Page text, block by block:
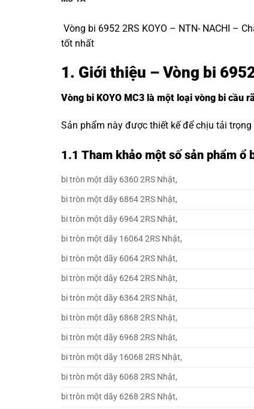
Vòng bi 6952 2RS KOYO – NTN- NACHI –
tốt nhất
1. Giới thiệu – Vòng bi
Vòng bi KOYO MC3 là một loại vòng bi cầu
Sản phẩm này được thiết kế để chịu tải
1.1 Tham khảo một số sản phẩm ổ
bi tròn một dãy 6360 2RS Nhật,
bi tròn một dãy 6864 2RS Nhật,
bi tròn một dãy 6964 2RS Nhật,
bi tròn một dãy 16064 2RS Nhật,
bi tròn một dãy 6064 2RS Nhật,
bi tròn một dãy 6264 2RS Nhật,
bi tròn một dãy 6364 2RS Nhật,
bi tròn một dãy 6868 2RS Nhật,
bi tròn một dãy 6968 2RS Nhật,
bi tròn một dãy 16068 2RS Nhật,
bi tròn một dãy 6068 2RS Nhật,
bi tròn một dãy 6268 2RS Nhật,